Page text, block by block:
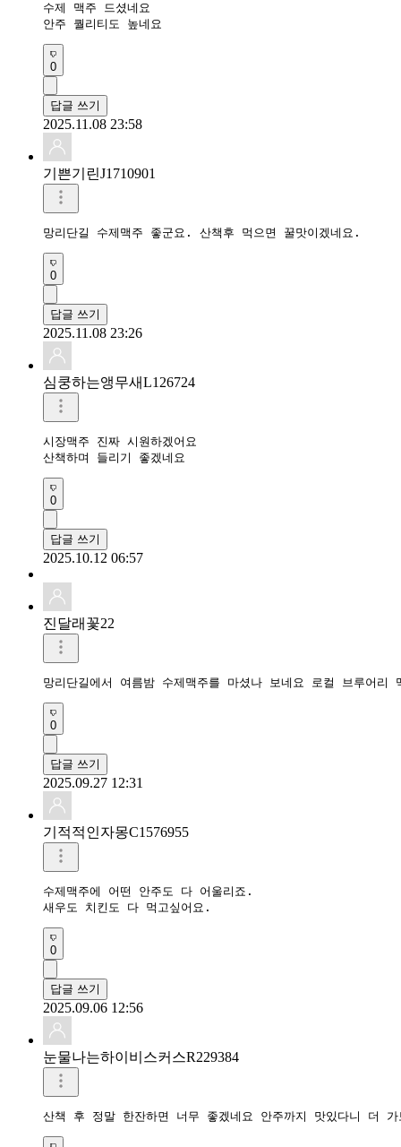
수제 맥주 드셨네요
안주 퀄리티도 높네요
0
답글 쓰기
2025.11.08 23:58
기쁜기린J1710901
망리단길 수제맥주 좋군요. 산책후 먹으면 꿀맛이겠네요.
0
답글 쓰기
2025.11.08 23:26
심쿵하는앵무새L126724
시장맥주 진짜 시원하겠어요
산책하며 들리기 좋겠네요
0
답글 쓰기
2025.10.12 06:57
진달래꽃22
망리단길에서 여름밤 수제맥주를 마셨나 보네요 로컬 브루어리
0
답글 쓰기
2025.09.27 12:31
기적적인자몽C1576955
수제맥주에 어떤 안주도 다 어울리죠.
새우도 치킨도 다 먹고싶어요.
0
답글 쓰기
2025.09.06 12:56
눈물나는하이비스커스R229384
산책 후 정말 한잔하면 너무 좋겠네요 안주까지 맛있다니 더 가